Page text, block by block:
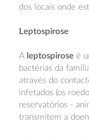
dos locais onde
Leptospirose
A leptospirose é
bactérias da
através do
infetados (os
reservatórios -
transmitem a